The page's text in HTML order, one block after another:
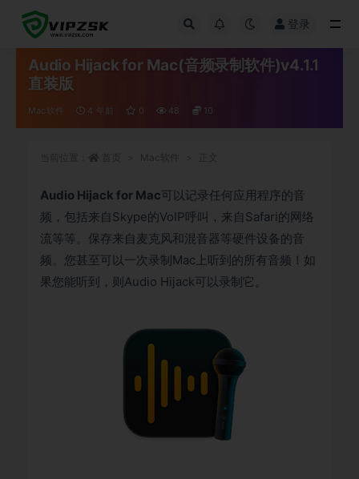
登录
Audio Hijack for Mac(音频录制软件)v4.1.1
直装版
Mac软件 4 年前 0 48 10
Audio Hijack for Mac 可以记录任何应用程序的音
频，包括来自Skype的VoIP呼叫，来自Safari的网络
流等等。保存来自麦克风和混音器等硬件设备的音
频。您甚至可以一次录制Mac上听到的所有音频！如
果您能听到，则Audio Hijack可以录制它。